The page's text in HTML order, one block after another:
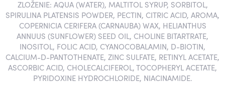
ZLOŽENIE: AQUA (WATER), MALTITOL SYRUP, SORBITOL,
SPIRULINA PLATENSIS POWDER, PECTIN, CITRIC ACID, AROMA,
COPERNICIA CERIFERA (CARNAUBA) WAX, HELIANTHUS
ANNUUS (SUNFLOWER) SEED OIL, CHOLINE BITARTRATE,
INOSITOL, FOLIC ACID, CYANOCOBALAMIN, D-BIOTIN,
CALCIUM-D-PANTOTHENATE, ZINC SULFATE, RETINYL ACETATE,
ASCORBIC ACID, CHOLECALCIFEROL, TOCOPHERYL ACETATE,
PYRIDOXINE HYDROCHLORIDE, NIACINAMIDE.